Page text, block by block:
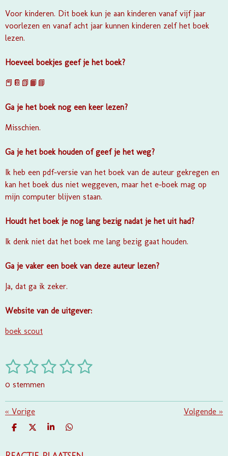
Voor kinderen. Dit boek kun je aan kinderen vanaf vijf jaar
voorlezen en vanaf acht jaar kunnen kinderen zelf het boek
lezen.
Hoeveel boekjes geef je het boek?
📕📔📗📙📘
Ga je het boek nog een keer lezen?
Misschien.
Ga je het boek houden of geef je het weg?
Ik heb een pdf-versie van het boek van de auteur gekregen en
kan het boek dus niet weggeven, maar het e-boek mag op
mijn computer blijven staan.
Houdt het boek je nog lang bezig nadat je het uit had?
Ik denk niet dat het boek me lang bezig gaat houden.
Ga je vaker een boek van deze auteur lezen?
Ja, dat ga ik zeker.
Website van de uitgever:
boek scout
R
t
i
n
0
1
s
t
e
2
s
t
e
r
r
3
s
t
r
4
t
r
5
t
r
S
m
0 stemmen
« Vorige Volgende »
D
D
S
D